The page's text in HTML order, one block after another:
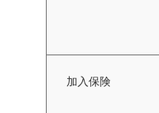
加入保険